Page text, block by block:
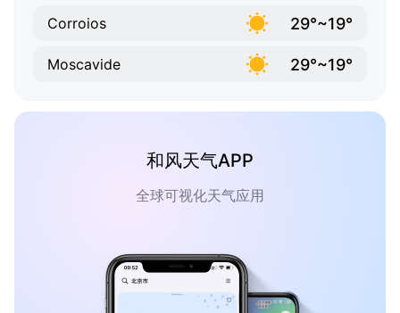
Corroios 29°~19°
Moscavide 29°~19°
和风天气APP
全球可视化天气应用